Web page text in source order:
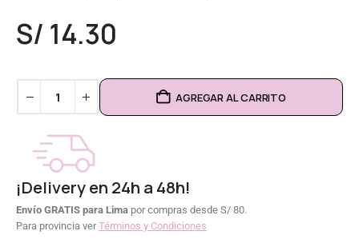
S/ 14.30
AGREGAR AL CARRITO
¡Delivery en 24h a 48h!
Envío GRATIS para Lima por compras desde S/ 80.
Para provincia verTérminos y Condiciones